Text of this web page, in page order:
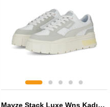
Mayze Stack Luxe Wns Kadın Sneaker